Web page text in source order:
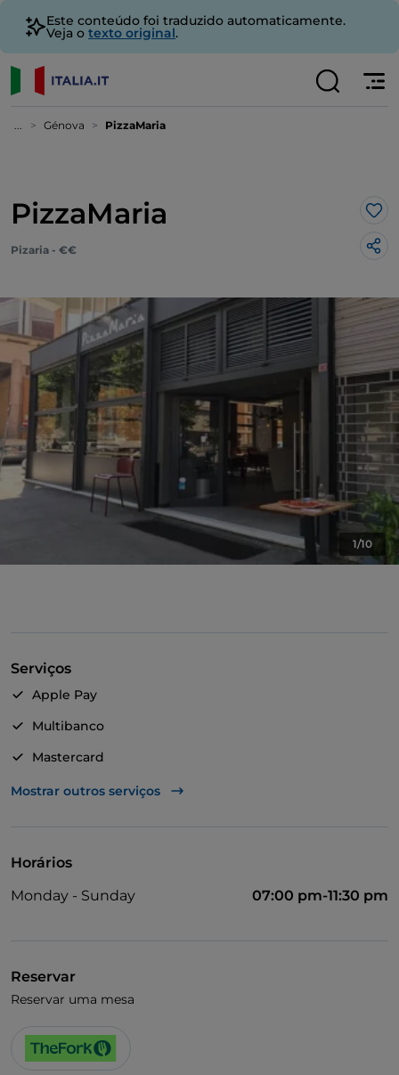
Este conteúdo foi traduzido automaticamente.
Veja o texto original.
... Génova PizzaMaria
PizzaMaria
Pizaria - €€
1/10
Serviços
Apple Pay
Multibanco
Mastercard
TheFork PAY
Fala-se inglês
Fala-se francês
Menu infantil
Mostrar outros serviços
Horários
Monday - Sunday
07:00 pm-11:30 pm
Reservar
Reservar uma mesa